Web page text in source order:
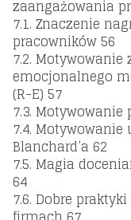
zaangażowania
7.1. Znaczenie
pracowników 56
7.2.
emocjonalnego
(R-E) 57
7.3.
7.4. Motywowanie
Blanchard’a 62
7.5. Magia
64
7.6. Dobre